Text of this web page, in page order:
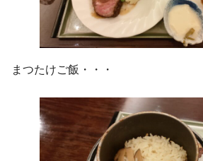
まつたけご飯・・・